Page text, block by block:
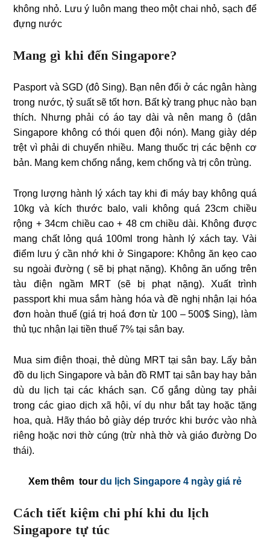
không nhỏ. Lưu ý luôn mang theo một chai nhỏ, sạch để
đựng nước
Mang gì khi đến Singapore?
Pasport và SGD (đô Sing). Bạn nên đổi ở các ngân hàng
trong nước, tỷ suất sẽ tốt hơn. Bất kỳ trang phục nào bạn
thích. Nhưng phải có áo tay dài và nên mang ô (dân
Singapore không có thói quen đội nón). Mang giày dép
trệt vì phải di chuyển nhiều. Mang thuốc trị các bệnh cơ
bản. Mang kem chống nắng, kem chống và trị côn trùng.
Trọng lượng hành lý xách tay khi đi máy bay không quá
10kg và kích thước balo, vali không quá 23cm chiều
rộng + 34cm chiều cao + 48 cm chiều dài. Không được
mang chất lỏng quá 100ml trong hành lý xách tay. Vài
điểm lưu ý cần nhớ khi ở Singapore: Không ăn kẹo cao
su ngoài đường ( sẽ bị phạt nặng). Không ăn uống trên
tàu điện ngầm MRT (sẽ bị phạt nặng). Xuất trình
passport khi mua sắm hàng hóa và đề nghị nhận lại hóa
đơn hoàn thuế (giá trị hoá đơn từ 100 – 500$ Sing), làm
thủ tục nhận lại tiền thuế 7% tại sân bay.
Mua sim điện thoại, thẻ dùng MRT tại sân bay. Lấy bản
đồ du lịch Singapore và bản đồ RMT tại sân bay hay bản
dù du lịch tại các khách sạn. Cố gắng dùng tay phải
trong các giao dịch xã hội, ví dụ như bắt tay hoặc tặng
hoa, quà. Hãy tháo bỏ giày dép trước khi bước vào nhà
riêng hoặc nơi thờ cúng (trừ nhà thờ và giáo đường Do
thái).
Xem thêm tour du lịch Singapore 4 ngày giá rẻ
Cách tiết kiệm chi phí khi du lịch
Singapore tự túc